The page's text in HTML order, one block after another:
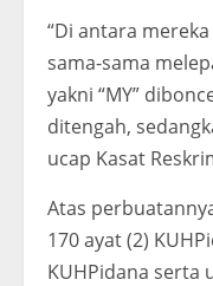
“Di antara
sama-sama
yakni “MY”
ditengah,
ucap Kasat
Atas
170 ayat (2)
KUHPidana serta